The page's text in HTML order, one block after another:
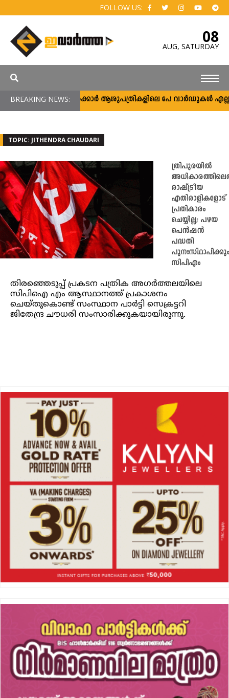
FOLLOW US:
08
AUG, SATURDAY
BREAKING NEWS:സർക്കാർ ആശുപത്രികളിലെ പേ വാർഡുകൾ
TOPIC: JITHENDRA CHAUDARI
ത്രിപുരയിൽ
രാഷ്ട്രീയ
എതിരാളികളോട്
പ്രതികാരം
ചെയ്യില്ല; പഴയ
പെൻഷൻ
പദ്ധതി
സിപിഎം
തിരഞ്ഞെടുപ്പ് പ്രകടന പത്രിക അഗർത്തലയിലെ
സിപിഐ എം ആസ്ഥാനത്ത് പ്രകാശനം
ചെയ്തുകൊണ്ട് സംസ്ഥാന പാർട്ടി സെക്രട്ടറി
ജിതേന്ദ്ര ചൗധരി സംസാരിക്കുകയായിരുന്നു.